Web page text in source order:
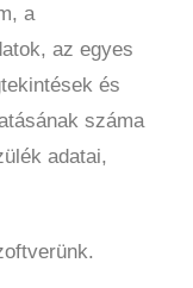
a
az egyes
és
száma
adatai,